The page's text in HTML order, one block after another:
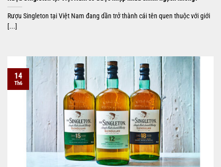
Rượu Singleton tại Việt Nam đang dần trở thành cái tên quen thuộc với giới
[...]
14
Th6